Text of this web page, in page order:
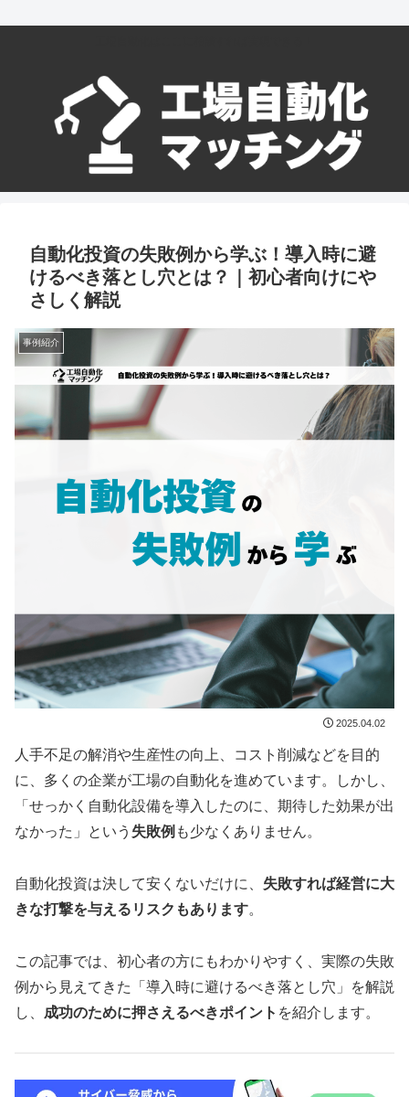
自動化投資の失敗例から学ぶ！導入時に避
けるべき落とし穴とは？｜初心者向けにや
さしく解説
事例紹介
2025.04.02
人手不足の解消や生産性の向上、コスト削減などを目的
に、多くの企業が工場の自動化を進めています。しかし、
「せっかく自動化設備を導入したのに、期待した効果が出
なかった」という 失敗例 も少なくありません。
自動化投資は決して安くないだけに、 失敗すれば経営に大
きな打撃を与えるリスクもあります。
この記事では、初心者の方にもわかりやすく、実際の失敗
例から見えてきた「導入時に避けるべき落とし穴」を解説
し、 成功のために押さえるべきポイント を紹介します。